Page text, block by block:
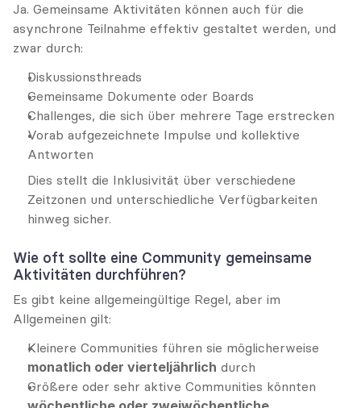
Ja. Gemeinsame Aktivitäten können auch für die
asynchrone Teilnahme effektiv gestaltet werden, und
zwar durch:
Diskussionsthreads
Gemeinsame Dokumente oder Boards
Challenges, die sich über mehrere Tage erstrecken
Vorab aufgezeichnete Impulse und kollektive
Antworten
Dies stellt die Inklusivität über verschiedene
Zeitzonen und unterschiedliche Verfügbarkeiten
hinweg sicher.
Wie oft sollte eine Community gemeinsame
Aktivitäten durchführen?
Es gibt keine allgemeingültige Regel, aber im
Allgemeinen gilt:
monatlich oder vierteljährlich durch